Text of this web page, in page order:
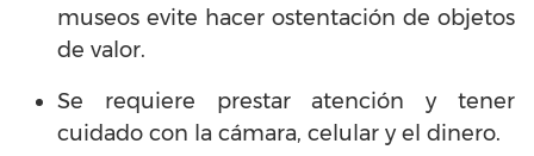
museos evite hacer ostentación de objetos
de valor.
Se requiere prestar atención y tener
cuidado con la cámara, celular y el dinero.